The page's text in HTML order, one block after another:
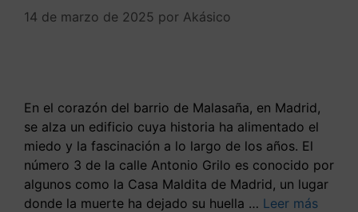
14 de marzo de 2025 por Akásico
En el corazón del barrio de Malasaña, en Madrid,
se alza un edificio cuya historia ha alimentado el
miedo y la fascinación a lo largo de los años. El
número 3 de la calle Antonio Grilo es conocido por
algunos como la Casa Maldita de Madrid, un lugar
donde la muerte ha dejado su huella … Leer más